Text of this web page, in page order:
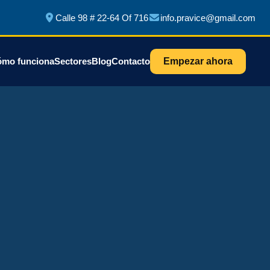
Calle 98 # 22-64 Of 716 info.pravice@gmail.com
funcionaSectoresBlogContacto Empezar ahora